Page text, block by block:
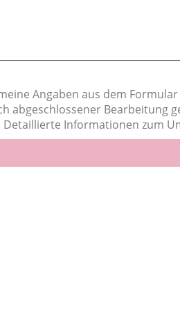
Angaben aus dem
abgeschlossener Bearbeitung
Informationen zum